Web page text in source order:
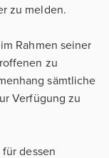
zu melden.
Rahmen seiner
zu
sämtliche
Verfügung zu
dessen